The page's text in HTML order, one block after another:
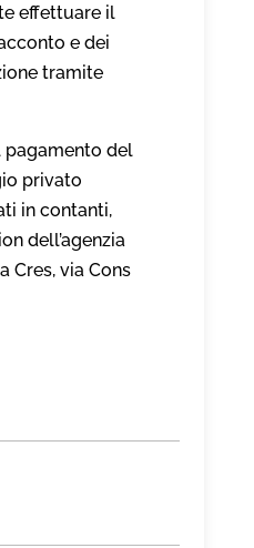
effettuare il
e dei
tramite
pagamento del
privato
in contanti,
dell’agenzia
Cres, via Cons